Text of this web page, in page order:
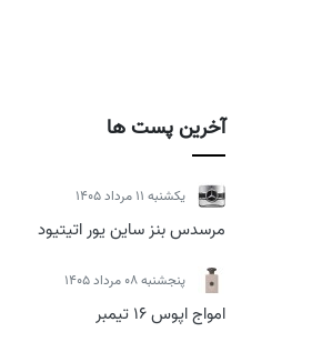
آخرین پست ها
يكشنبه 11 مرداد 1405
مرسدس بنز ساین یور اتیتیود
پنجشنبه 08 مرداد 1405
امواج اپوس 16 تیمبر